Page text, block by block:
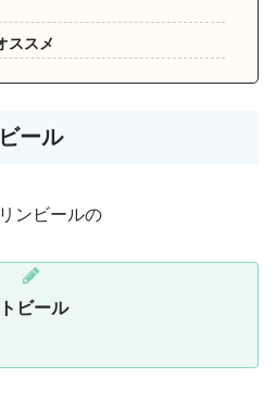
ススメ
ール
ンビールの
ビール